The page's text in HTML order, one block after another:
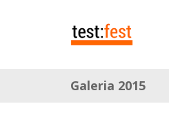
Galeria 2015